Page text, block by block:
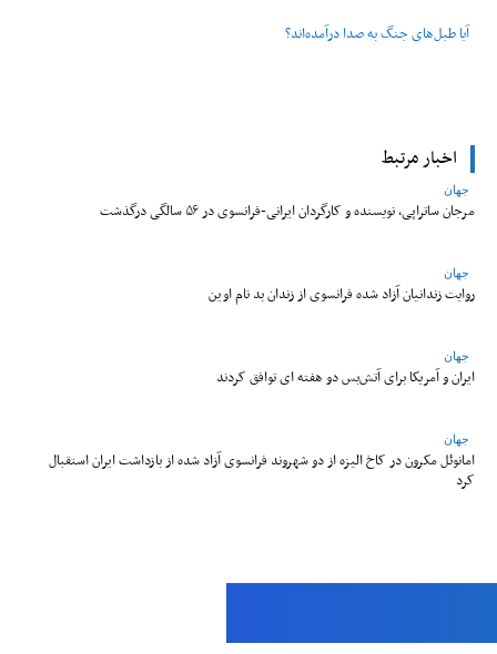
آیا طبل‌های جنگ به صدا درآمده‌اند؟
اخبار مرتبط
جهان
مرجان ساتراپی، نویسنده و کارگردان ایرانی-فرانسوی در ۵۶ سالگی درگذشت
جهان
روایت زندانیان آزاد شده فرانسوی از زندان ‌بد نام اوین
جهان
ایران و آمریکا برای آتش‌بس دو هفته‌ ای توافق کردند
جهان
امانوئل مکرون در کاخ الیزه از دو شهروند فرانسوی آزاد شده از بازداشت ایران استقبال
کرد